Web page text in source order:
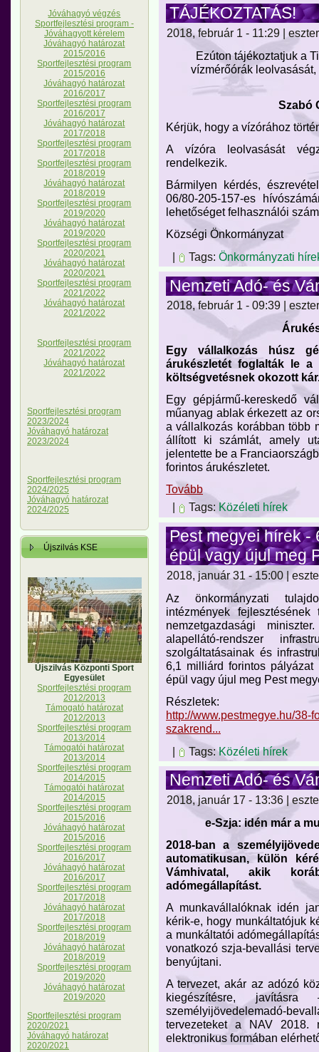
Jóváhagyó végzés
Sportfejlesztési program -
Jóváhagyott kérelem
Jóváhagyó határozat
2015/2016
Sportfejlesztési program
2015/2016
Jóváhagyó határozat
2016/2017
Sportfejlesztési program
2016/2017
Jóváhagyó határozat
2017/2018
Sportfejlesztési program
2017/2018
Sportfejlesztési program
2018/2019
Jóváhagyó határozat
2018/2019
Sportfejlesztési program
2019/2020
Jóváhagyó határozat
2019/2020
Sportfejlesztési program
2020/2021
Jóváhagyó határozat
2020/2021
Sportfejlesztési program
2021/2022
Jóváhagyó határozat
2021/2022
Sportfejlesztési program
2021/2022
Jóváhagyó határozat
2021/2022
Sportfejlesztési program
2023/2024
Jóváhagyó határozat
2023/2024
Sportfejlesztési program
2024/2025
Jóváhagyó határozat
2024/2025
Újszilvás KSE
Újszilvás Központi Sport
Egyesület
Sportfejlesztési program
2012/2013
Támogató határozat
2012/2013
Sportfejlesztési program
2013/2014
Támogatói határozat
2013/2014
Sportfejlesztési program
2014/2015
Támogatói határozat
2014/2015
Sportfejlesztési program
2015/2016
Jóváhagyó határozat
2015/2016
Sportfejlesztési program
2016/2017
Jóváhagyó határozat
2016/2017
Sportfejlesztési program
2017/2018
Jóváhagyó határozat
2017/2018
Sportfejlesztési program
2018/2019
Jóváhagyó határozat
2018/2019
Sportfejlesztési program
2019/2020
Jóváhagyó határozat
2019/2020
Sportfejlesztési program
2020/2021
Jóváhagyó határozat
2020/2021
TÁJÉKOZTATÁS!
2018, február 1 - 11:29 | eszter
Ezúton tájékoztatjuk a
vízmérőórák
Szabó
Kérjük, hogy a vízórához
A vízóra leolvasását
rendelkezik.
Bármilyen kérdés,
06/80-205-157-es
lehetőséget felhasználói
Községi Önkormányzat
|
Tags: Önkormányzati
Nemzeti Adó- és
2018, február 1 - 09:39 | eszter
Egy vállalkozás húsz
árukészletét foglalták le
költségvetésnek okozott
Egy gépjármű-kereskedő
műanyag ablak érkezett az
a vállalkozás korábban több
állított ki számlát, amely
jelentette be a
forintos árukészletet.
Tovább
Tags: Közéleti hírek
Pest megyei hírek -
épül vagy újul meg
2018, január 31 - 15:00 |
Az önkormányzati
intézmények
nemzetgazdasági
alapellátó-rendszer
szolgáltatásainak és
6,1 milliárd forintos
épül vagy újul meg Pest
Részletek:
http://www.pestmegye.hu/
szakrend...
|
Tags:Közéleti hírek
Nemzeti Adó- és
2018, január 17 - 13:36 |
e-Szja: idén már a
2018-ban a
automatikusan, külön
Vámhivatal, akik
adómegállapítást.
A munkavállalóknak idén
kérik-e, hogy munkáltatójuk
a munkáltatói
vonatkozó szja-bevallási
benyújtani.
A tervezet, akár az adózó
kiegészítésre,
személyijövedelemadó-
tervezeteket a NAV 2018.
elektronikus formában